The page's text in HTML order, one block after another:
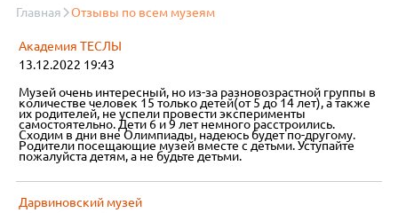
Главная Отзывы по всем музеям
Академия ТЕСЛЫ
13.12.2022 19:43
Музей очень интересный, но из-за разновозрастной группы в
количестве человек 15 только детей(от 5 до 14 лет), а также
их родителей, не успели провести эксперименты
самостоятельно. Дети 6 и 9 лет немного расстроились.
Сходим в дни вне Олимпиады, надеюсь будет по-другому.
Родители посещающие музей вместе с детьми. Уступайте
пожалуйста детям, а не будьте детьми.
Дарвиновский музей